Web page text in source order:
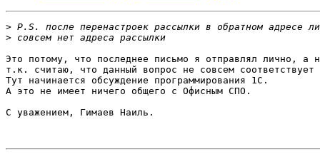
>
>
Это потому, что последнее письмо я отправлял лично, а
т.к. считаю, что данный вопрос не совсем
Тут начинается обсуждение программирования 1С.
А это не имеет ничего общего с Офисным СПО.
С уважением, Гимаев Наиль.